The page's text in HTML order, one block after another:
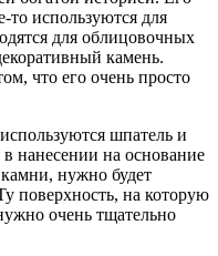
то используются для
для облицовочных
камень.
что его очень просто
шпатель и
нанесении на основание
нужно будет
поверхность, на которую
очень тщательно